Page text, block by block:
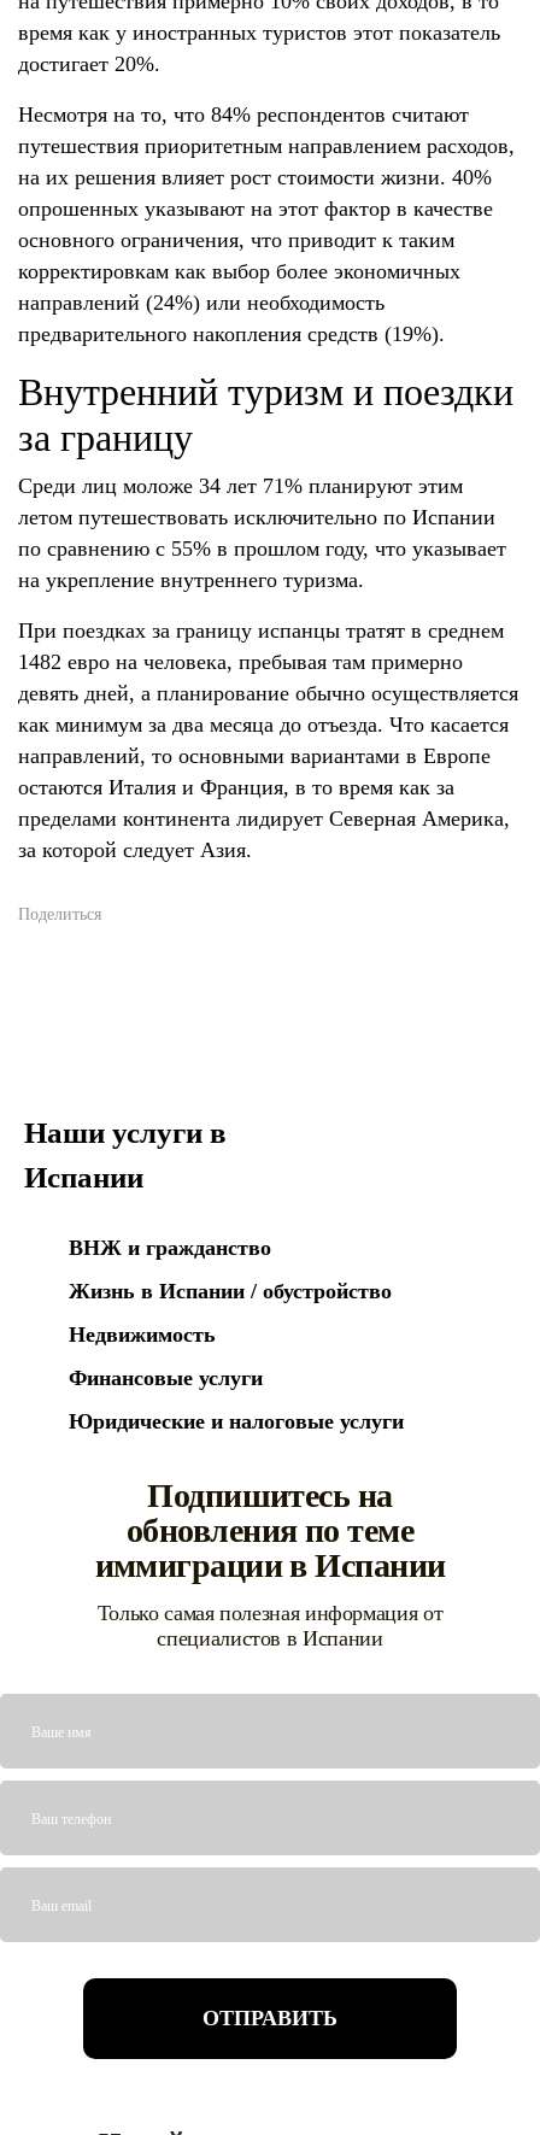
время как у иностранных туристов этот показатель
достигает 20%.
Несмотря на то, что 84% респондентов считают
путешествия приоритетным направлением расходов,
на их решения влияет рост стоимости жизни. 40%
опрошенных указывают на этот фактор в качестве
основного ограничения, что приводит к таким
корректировкам как выбор более экономичных
направлений (24%) или необходимость
предварительного накопления средств (19%).
Внутренний туризм и поездки
за границу
Среди лиц моложе 34 лет 71% планируют этим
летом путешествовать исключительно по Испании
по сравнению с 55% в прошлом году, что указывает
на укрепление внутреннего туризма.
При поездках за границу испанцы тратят в среднем
1482 евро на человека, пребывая там примерно
девять дней, а планирование обычно осуществляется
как минимум за два месяца до отъезда. Что касается
направлений, то основными вариантами в Европе
остаются Италия и Франция, в то время как за
пределами континента лидирует Северная Америка,
за которой следует Азия.
Поделиться
Наши услуги в
Испании
ВНЖ и гражданство
Жизнь в Испании / обустройство
Недвижимость
Финансовые услуги
Юридические и налоговые услуги
Подпишитесь на
обновления по теме
иммиграции в Испании
Только самая полезная информация от
специалистов в Испании